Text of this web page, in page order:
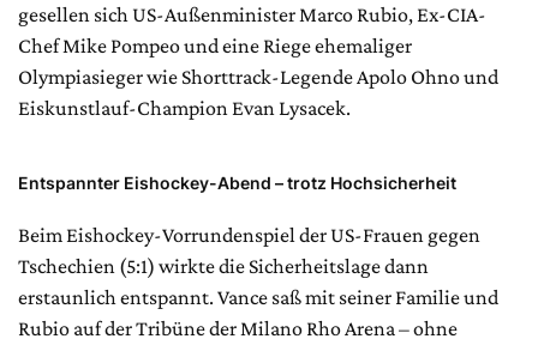
gesellen sich US-Außenminister Marco Rubio, Ex-CIA-
Chef Mike Pompeo und eine Riege ehemaliger
Olympiasieger wie Shorttrack-Legende Apolo Ohno und
Eiskunstlauf-Champion Evan Lysacek.
Entspannter Eishockey-Abend – trotz Hochsicherheit
Beim Eishockey-Vorrundenspiel der US-Frauen gegen
Tschechien (5:1) wirkte die Sicherheitslage dann
erstaunlich entspannt. Vance saß mit seiner Familie und
Rubio auf der Tribüne der Milano Rho Arena – ohne